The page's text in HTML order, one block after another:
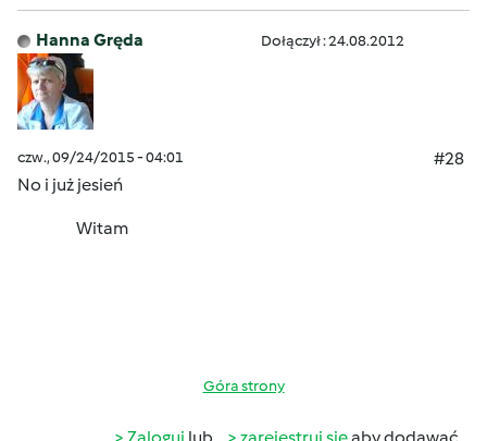
Hanna Gręda Dołączył : 24.08.2012
czw., 09/24/2015 - 04:01
#28
No i już jesień
Witam
Góra strony